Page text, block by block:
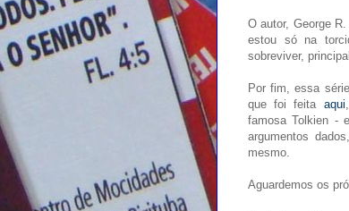
O autor, George
estou só na
sobreviver,
Por fim, essa
que foi feita aqui
famosa Tolkien -
argumentos
mesmo.
Aguardemos os